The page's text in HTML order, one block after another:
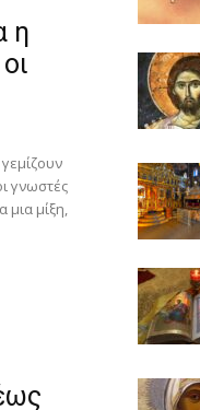
η
γνωστές
μια μίξη,